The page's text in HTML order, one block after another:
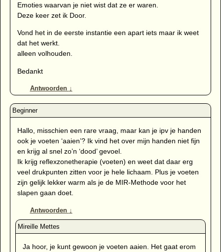
Emoties waarvan je niet wist dat ze er waren.
Deze keer zet ik Door.
Vond het in de eerste instantie een apart iets maar ik weet
dat het werkt.
alleen volhouden.
Bedankt
Antwoorden ↓
Hallo, misschien een rare vraag, maar kan je ipv je handen
ook je voeten ‘aaien’? Ik vind het over mijn handen niet fijn
en krijg al snel zo’n ‘dood’ gevoel.
Ik krijg reflexzonetherapie (voeten) en weet dat daar erg
veel drukpunten zitten voor je hele lichaam. Plus je voeten
zijn gelijk lekker warm als je de MIR-Methode voor het
slapen gaan doet.
Antwoorden ↓
Ja hoor, je kunt gewoon je voeten aaien. Het gaat erom